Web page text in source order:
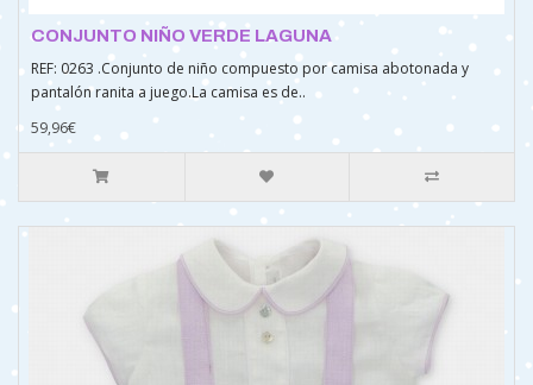
CONJUNTO NIÑO VERDE LAGUNA
REF: 0263 .Conjunto de niño compuesto por camisa abotonada y
pantalón ranita a juego.La camisa es de..
59,96€